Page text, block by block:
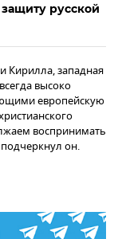
русской
Кирилла, западная
высоко
европейскую
воспринимать
он.